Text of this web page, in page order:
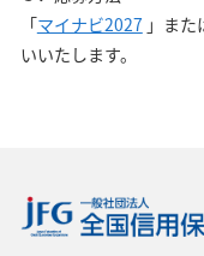
「マイナビ2027 」また
いいたします。